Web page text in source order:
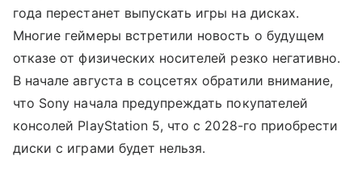
года перестанет выпускать игры на дисках.
Многие геймеры встретили новость о будущем
отказе от физических носителей резко негативно.
В начале августа в соцсетях обратили внимание,
что Sony начала предупреждать покупателей
консолей PlayStation 5, что с 2028-го приобрести
диски с играми будет нельзя.